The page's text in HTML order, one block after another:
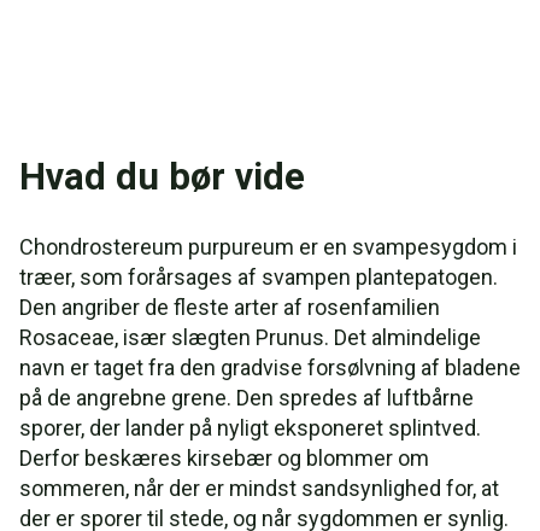
Hvad du bør vide
Chondrostereum purpureum er en svampesygdom i
træer, som forårsages af svampen plantepatogen.
Den angriber de fleste arter af rosenfamilien
Rosaceae, især slægten Prunus. Det almindelige
navn er taget fra den gradvise forsølvning af bladene
på de angrebne grene. Den spredes af luftbårne
sporer, der lander på nyligt eksponeret splintved.
Derfor beskæres kirsebær og blommer om
sommeren, når der er mindst sandsynlighed for, at
der er sporer til stede, og når sygdommen er synlig.